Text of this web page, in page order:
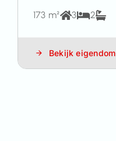
173 m² 3 2
Bekijk eigendom